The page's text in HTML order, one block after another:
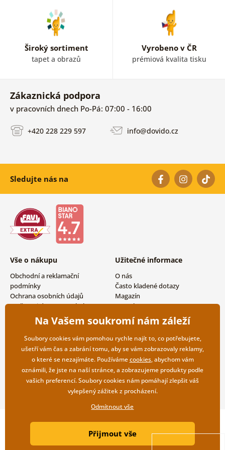
Široký sortiment
tapet a obrazů
Vyrobeno v ČR
prémiová kvalita tisku
Zákaznická podpora
v pracovních dnech Po-Pá: 07:00 - 16:00
+420 228 229 597 info@dovido.cz
Sledujte nás na
Vše o nákupu
Obchodní a reklamační
podmínky
Ochrana osobních údajů
Možnosti dopravy a platby
Vrácení zboží
Užitečné informace
O nás
Často kladené dotazy
Magazín
Kontakty
Velkoobchodní spolupráce
Copyright ©2019 © Dovido.cz.
Litvanyi.sk| E-shop vytvořila
Na Vašem soukromí nám záleží
Soubory cookies vám pomohou rychle najít to, co potřebujete,
ušetří vám čas a zabrání tomu, aby se vám zobrazovaly reklamy,
o které se nezajímáte. Používámecookies, abychom vám
oznámili, že jste na naší stránce, a zobrazujeme produkty podle
vašich preferencí. Soubory cookies nám pomáhají zlepšit váš
vylepšený zážitek z procházení.
Odmítnout vše
Přijmout vše